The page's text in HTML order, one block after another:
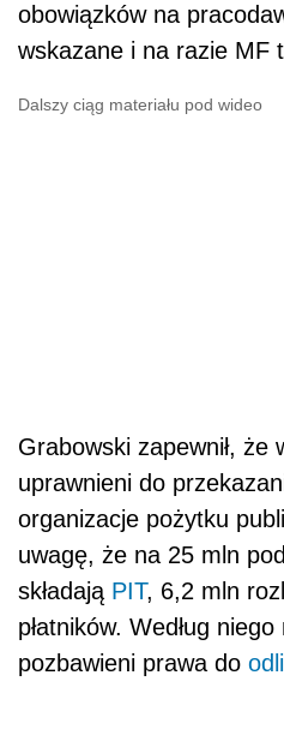
obowiązków na
wskazane i na razie MF
Dalszy ciąg materiału pod wideo
Grabowski zapewnił, że
uprawnieni do
organizacje pożytku
uwagę, że na 25 mln
składają PIT, 6,2 mln
płatników. Według
pozbawieni prawa do